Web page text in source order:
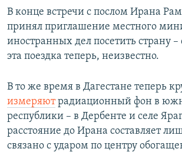
В конце встречи с послом Ирана
принял приглашение местного
иностранных дел посетить страну –
эта поездка теперь, неизвестно.
В то же время в Дагестане теперь
измеряютрадиационный фон в
республики – в Дербенте и селе
расстояние до Ирана составляет
связано с ударом по центру